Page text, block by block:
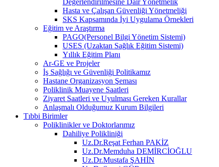
Hasta ve Çalışan Güvenliği Yönetmeliği
SKS Kapsamında İyi Uygulama Örnekleri
Eğitim ve Araştırma
PAGO(Personel Bilgi Yönetim Sistemi)
USES (Uzaktan Sağlık Eğitim Sistemi)
Yıllık Eğitim Planı
Ar-GE ve Projeler
İş Sağlığı ve Güvenliği Politikamız
Hastane Organizasyon Şeması
Poliklinik Muayene Saatleri
Ziyaret Saatleri ve Uyulması Gereken Kurallar
Anlaşmalı Olduğumuz Kurum Bilgileri
Tıbbi Birimler
Poliklinikler ve Doktorlarımız
Dahiliye Polikliniği
Uz.Dr.Reşat Ferhan PAKİZ
Uz.Dr.Memduha DEMİRCİOĞLU
Uz.Dr.Mustafa ŞAHİN